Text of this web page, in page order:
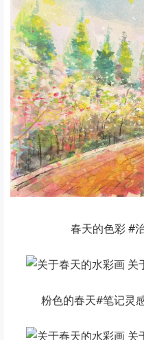
春天的色彩 #
粉色的春天#笔记灵